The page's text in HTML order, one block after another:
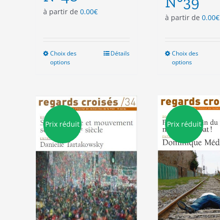
à partir de 0.00€
Choix des
options
variations.
Les
peuvent
être
choisies
sur
la
page
du
produit
Détails
à partir de 0.00€
Choix des
options
Les
être
la
du
Prix réduit Prix réduit